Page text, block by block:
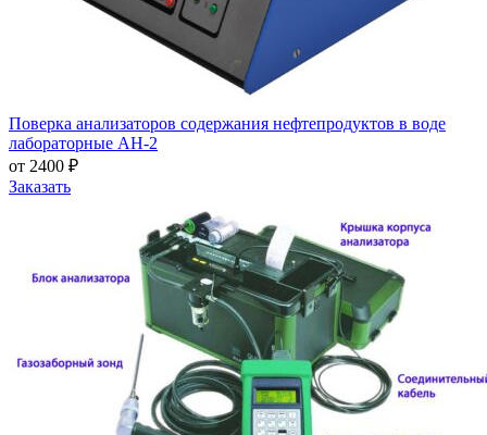
Поверка анализаторов содержания нефтепродуктов в воде
лабораторные АН-2
от 2400 ₽
Заказать